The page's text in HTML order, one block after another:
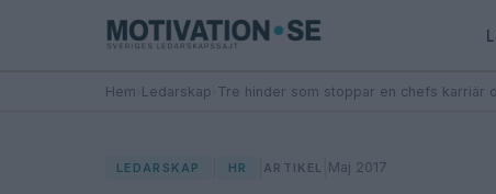
Hem Ledarskap Tre hinder som stoppar en chefs karriär
LEDARSKAP HR ARTIKEL Maj 2017